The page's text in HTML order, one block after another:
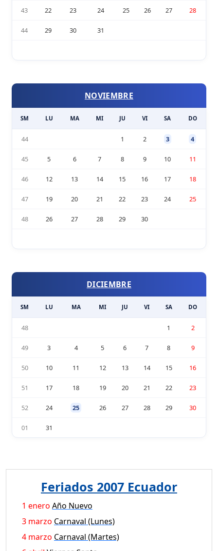
43 22 23 24 25 26 27 28
44 29 30 31
NOVIEMBRE
SM LU MA MI JU VI SA DO
44 1 2 3 4
45 5 6 7 8 9 10 11
46 12 13 14 15 16 17 18
47 19 20 21 22 23 24 25
48 26 27 28 29 30
DICIEMBRE
SM LU MA MI JU VI SA DO
48 1 2
49 3 4 5 6 7 8 9
50 10 11 12 13 14 15 16
51 17 18 19 20 21 22 23
52 24 25 26 27 28 29 30
01 31
Feriados 2007 Ecuador
1 enero Año Nuevo
3 marzo Carnaval (Lunes)
4 marzo Carnaval (Martes)